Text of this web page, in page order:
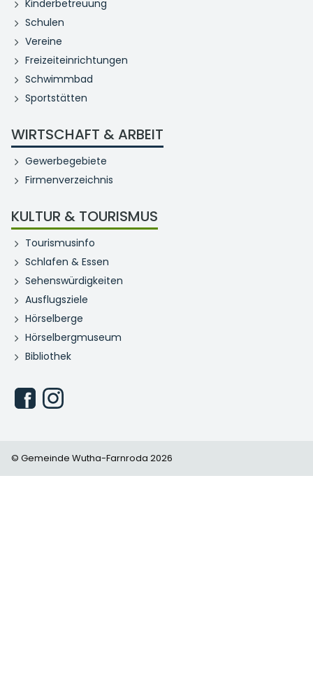
Kinderbetreuung
Schulen
Vereine
Freizeiteinrichtungen
Schwimmbad
Sportstätten
WIRTSCHAFT & ARBEIT
Gewerbegebiete
Firmenverzeichnis
KULTUR & TOURISMUS
Tourismusinfo
Schlafen & Essen
Sehenswürdigkeiten
Ausflugsziele
Hörselberge
Hörselbergmuseum
Bibliothek
© Gemeinde Wutha-Farnroda 2026